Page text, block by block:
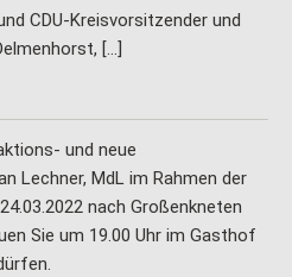
CDU-Kreisvorsitzender und
[…]
und neue
Lechner, MdL im Rahmen der
nach Großenkneten
Sie um 19.00 Uhr im Gasthof